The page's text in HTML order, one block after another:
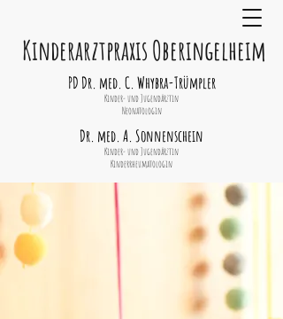
Kinderarztpraxis Oberingelheim
PD Dr. med. C. Whybra-Trümpler
Kinder- und Jugendärztin
Neonatologin
Dr. med. A. Sonnenschein
Kinder- und Jugendärztin
Kinderrheumatologin